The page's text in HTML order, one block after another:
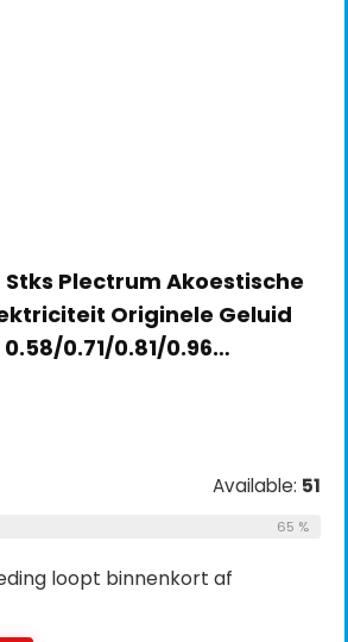
Stks Plectrum Akoestische
Originele Geluid
0.71/0.81/0.96…
Available: 51
65 %
loopt binnenkort af